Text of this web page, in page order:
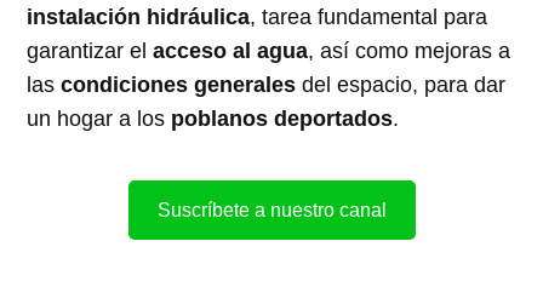
instalación hidráulica, tarea fundamental para
garantizar elacceso al agua, así como mejoras a
lascondiciones generales del espacio, para dar
un hogar a los poblanos deportados.
Suscríbete a nuestro canal